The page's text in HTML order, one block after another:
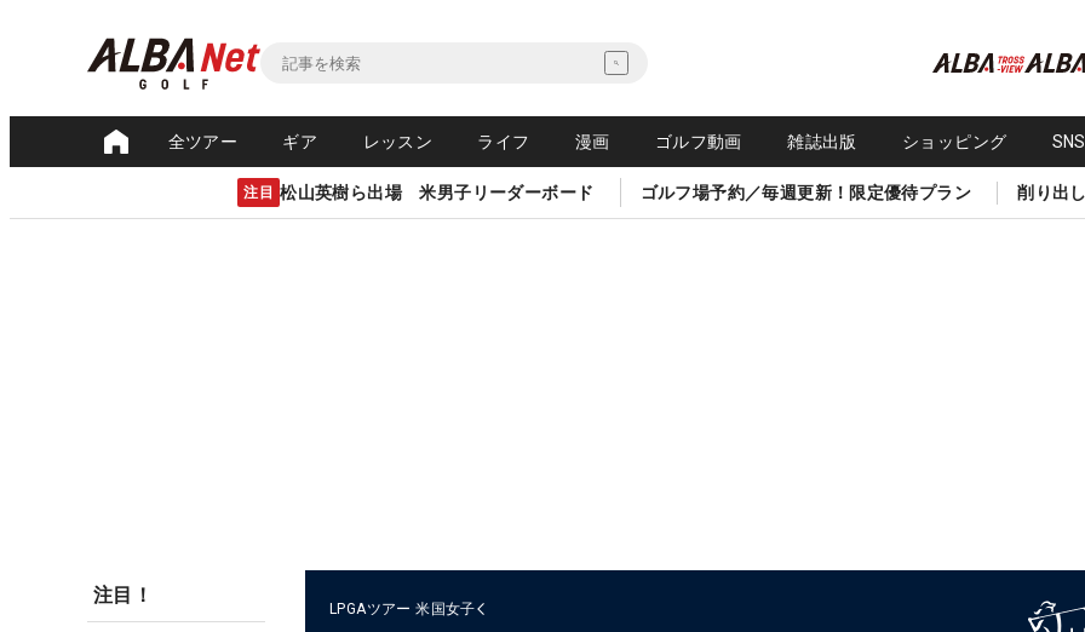
全ツアー ギア レッスン ライフ 漫画 ゴルフ動画 雑誌出版 ショッピング
注目 松山英樹ら出場 米男子リーダーボード ゴルフ場予約／毎週更新！限定優待プラン 削り出
注目！
LPGAツアー 米国女子